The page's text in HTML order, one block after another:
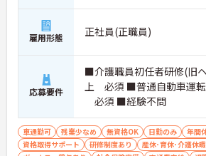
雇用形態 正社員(正職員)
応募要件
■介護職員初任者研修(旧
上 必須 ■普通自動車運
必須 ■経験不問
車通勤可 残業少なめ 無資格OK 日勤のみ
年間
資格取得サポート
研修制度あり
産休･育休･介護休